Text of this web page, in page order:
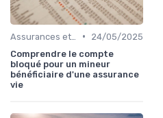
•
24/05/2025
Comprendre le compte
bloqué pour un mineur
bénéficiaire d'une assurance
vie